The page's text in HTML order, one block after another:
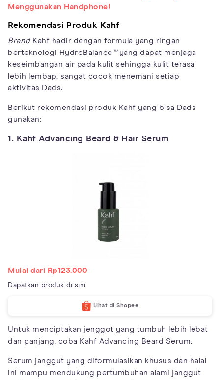
Menggunakan Handphone!
Rekomendasi Produk Kahf
BrandKahf hadir dengan formula yang ringan
berteknologi HydroBalance ™yang dapat menjaga
keseimbangan air pada kulit sehingga kulit terasa
lebih lembap, sangat cocok menemani setiap
aktivitas Dads.
Berikut rekomendasi produk Kahf yang bisa Dads
gunakan:
1. Kahf Advancing Beard & Hair Serum
Mulai dari Rp123.000
Dapatkan produk di sini
Lihat di Shopee
Untuk menciptakan jenggot yang tumbuh lebih lebat
dan panjang, coba Kahf Advancing Beard Serum.
Serum janggut yang diformulasikan khusus dan halal
ini mampu mendukung pertumbuhan alami janggut